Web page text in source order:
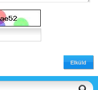
Elküld